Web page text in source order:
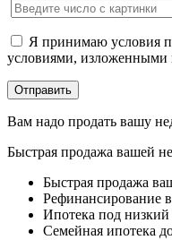
Я принимаю условия
условиями, изложенными
Вам надо продать вашу
Быстрая продажа вашей
Быстрая продажа
Рефинансирование
Ипотека под низкий
Семейная ипотека